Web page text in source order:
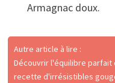
Armagnac doux.
Autre article à lire :
Découvrir l'équilibre
recette d'irrésistibles